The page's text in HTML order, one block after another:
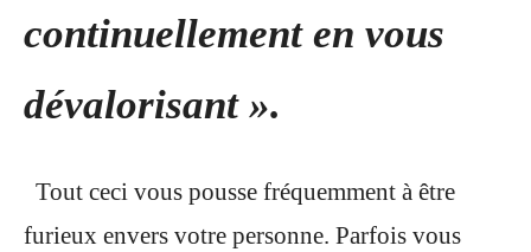
continuellement en vous
dévalorisant ».
Tout ceci vous pousse fréquemment à être
furieux envers votre personne. Parfois vous